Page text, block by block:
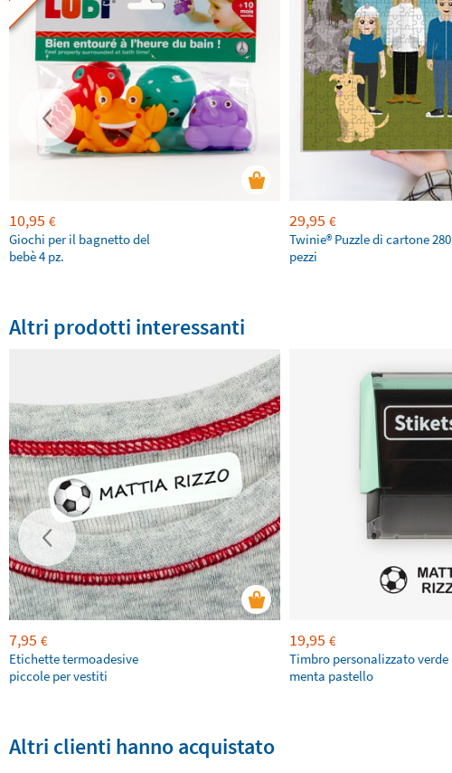
10,95 €
Giochi per il bagnetto del
bebè 4 pz.
29,95 €
Twinie®️ Puzzle di cartone 280
pezzi
Altri prodotti interessanti
7,95 €
Etichette termoadesive
piccole per vestiti
19,95 €
Timbro personalizzato verde
menta pastello
Altri clienti hanno acquistato